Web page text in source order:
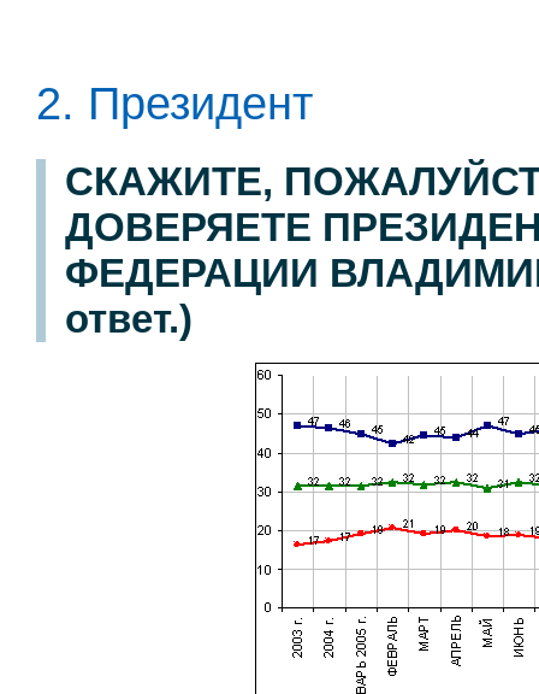
2. Президент
СКАЖИТЕ,
ДОВЕРЯЕТЕ
ФЕДЕРАЦИИ
ответ.)